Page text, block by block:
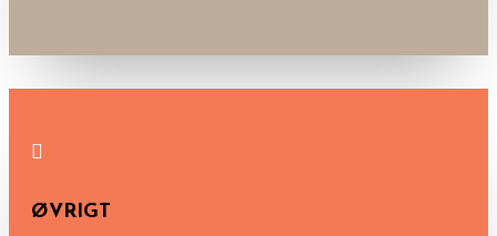

ØVRIGT